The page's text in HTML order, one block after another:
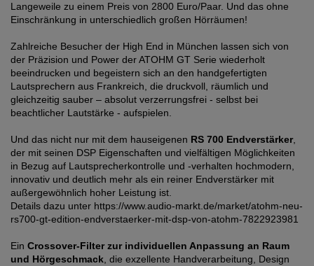
Langeweile zu einem Preis von 2800 Euro/Paar. Und das ohne
Einschränkung in unterschiedlich großen Hörräumen!
Zahlreiche Besucher der High End in München lassen sich von
der Präzision und Power der ATOHM GT Serie wiederholt
beeindrucken und begeistern sich an den handgefertigten
Lautsprechern aus Frankreich, die druckvoll, räumlich und
gleichzeitig sauber – absolut verzerrungsfrei - selbst bei
beachtlicher Lautstärke - aufspielen.
Und das nicht nur mit dem hauseigenen RS 700 Endverstärker,
der mit seinen DSP Eigenschaften und vielfältigen Möglichkeiten
in Bezug auf Lautsprecherkontrolle und -verhalten hochmodern,
innovativ und deutlich mehr als ein reiner Endverstärker mit
außergewöhnlich hoher Leistung ist.
Details dazu unter https://www.audio-markt.de/market/atohm-neu-
rs700-gt-edition-endverstaerker-mit-dsp-von-atohm-7822923981
Ein Crossover-Filter zur individuellen Anpassung an Raum
und Hörgeschmack , die exzellente Handverarbeitung, Design